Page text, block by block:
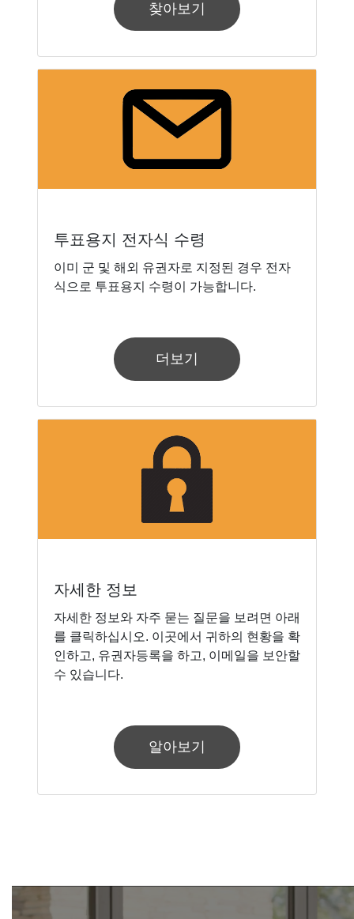
찾아보기
투표용지 전자식 수령
이미 군 및 해외 유권자로 지정된 경우 전자
식으로 투표용지 수령이 가능합니다.
더보기
자세한 정보
자세한 정보와 자주 묻는 질문을 보려면 아래
를 클릭하십시오. 이곳에서 귀하의 현황을 확
인하고, 유권자등록을 하고, 이메일을 보안할
수 있습니다.
알아보기